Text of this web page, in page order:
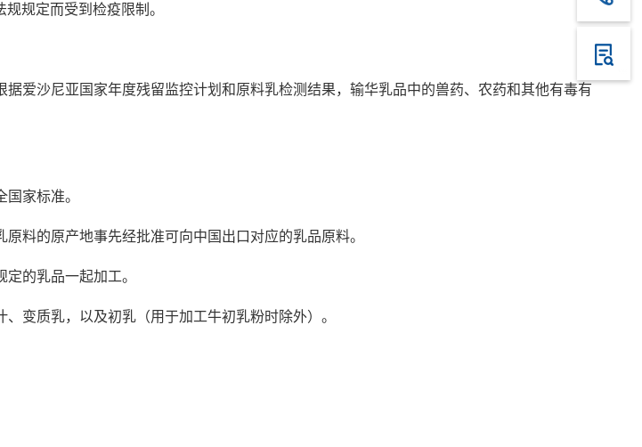
规定而受到检疫限制。
沙尼亚国家年度残留监控计划和原料乳检测结果，输华乳品中的兽药、农药和其他有毒有
家标准。
的原产地事先经批准可向中国出口对应的乳品原料。
的乳品一起加工。
质乳，以及初乳（用于加工牛初乳粉时除外）。